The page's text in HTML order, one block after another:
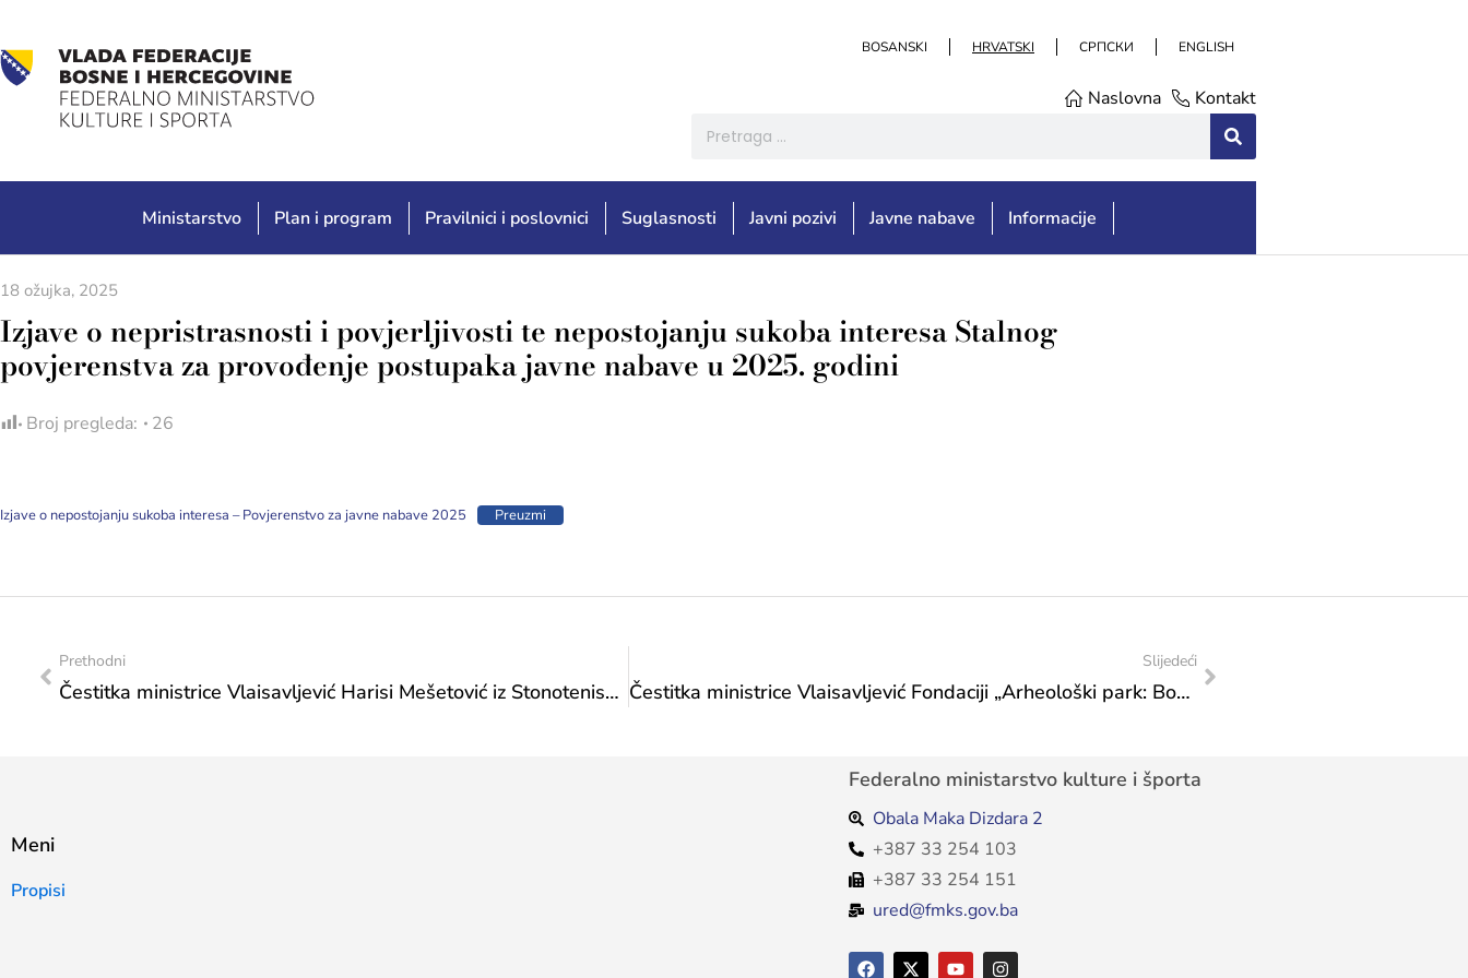
BOSANSKI HRVATSKI СРПСКИ ENGLISH
Naslovna Kontakt
Ministarstvo Plan i program Pravilnici i poslovnici Suglasnosti Javni pozivi Javne nabave Informacije
18 ožujka, 2025
Izjave o nepristrasnosti i povjerljivosti te nepostojanju sukoba interesa Stalnog
povjerenstva za provođenje postupaka javne nabave u 2025. godini
Broj pregleda: 26
Izjave o nepostojanju sukoba interesa – Povjerenstvo za javne nabave 2025 Preuzmi
Prethodni
Čestitka ministrice Vlaisavljević Harisi Mešetović iz Stonoteniskog kluba „Spin 2012“ povodom osvajanja državnog prvenstva za seniore i seniorke
Slijedeći
Čestitka ministrice Vlaisavljević Fondaciji „Arheološki park: Bosanska piramida Sunca”
Meni
Propisi
Federalno ministarstvo kulture i športa
Obala Maka Dizdara 2
+387 33 254 103
+387 33 254 151
ured@fmks.gov.ba